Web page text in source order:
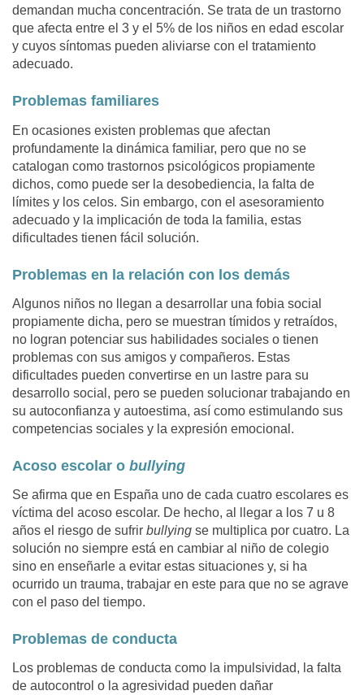
demandan mucha concentración. Se trata de un trastorno
que afecta entre el 3 y el 5% de los niños en edad escolar
y cuyos síntomas pueden aliviarse con el tratamiento
adecuado.
Problemas familiares
En ocasiones existen problemas que afectan
profundamente la dinámica familiar, pero que no se
catalogan como trastornos psicológicos propiamente
dichos, como puede ser la desobediencia, la falta de
límites y los celos. Sin embargo, con el asesoramiento
adecuado y la implicación de toda la familia, estas
dificultades tienen fácil solución.
Problemas en la relación con los demás
Algunos niños no llegan a desarrollar una fobia social
propiamente dicha, pero se muestran tímidos y retraídos,
no logran potenciar sus habilidades sociales o tienen
problemas con sus amigos y compañeros. Estas
dificultades pueden convertirse en un lastre para su
desarrollo social, pero se pueden solucionar trabajando en
su autoconfianza y autoestima, así como estimulando sus
competencias sociales y la expresión emocional.
Acoso escolar o bullying
Se afirma que en España uno de cada cuatro escolares es
víctima del acoso escolar. De hecho, al llegar a los 7 u 8
años el riesgo de sufrir bullying se multiplica por cuatro. La
solución no siempre está en cambiar al niño de colegio
sino en enseñarle a evitar estas situaciones y, si ha
ocurrido un trauma, trabajar en este para que no se agrave
con el paso del tiempo.
Problemas de conducta
Los problemas de conducta como la impulsividad, la falta
de autocontrol o la agresividad pueden dañar